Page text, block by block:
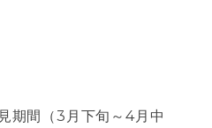
期間（3月下旬～4月中